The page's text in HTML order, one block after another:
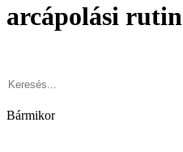
arcápolási rutin
Bármikor